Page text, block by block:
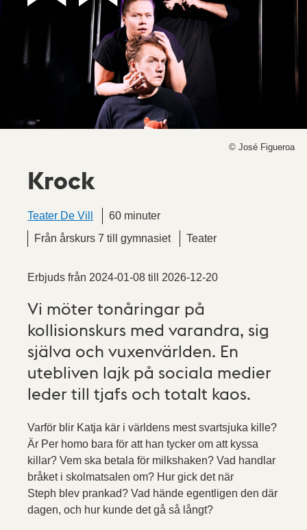
© José Figueroa
Krock
Teater De Vill
60 minuter
Från årskurs 7 till gymnasiet
Teater
Erbjuds från 2024-01-08 till 2026-12-20
Vi möter tonåringar på
kollisionskurs med varandra, sig
själva och vuxenvärlden. En
utebliven lajk på sociala medier
leder till tjafs och totalt kaos.
Varför blir Katja kär i världens mest svartsjuka kille?
Är Per homo bara för att han tycker om att kyssa
killar? Vem ska betala för milkshaken? Vad handlar
bråket i skolmatsalen om? Hur gick det när
Steph blev prankad? Vad hände egentligen den där
dagen, och hur kunde det gå så långt?